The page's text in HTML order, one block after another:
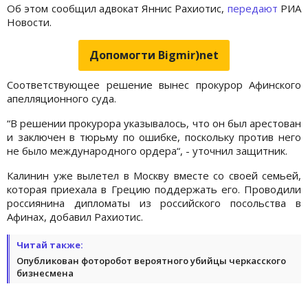
Об этом сообщил адвокат Яннис Рахиотис, передают РИА
Новости.
Допомогти Bigmir)net
Соответствующее решение вынес прокурор Афинского
апелляционного суда.
“В решении прокурора указывалось, что он был арестован
и заключен в тюрьму по ошибке, поскольку против него
не было международного ордера“, - уточнил защитник.
Калинин уже вылетел в Москву вместе со своей семьей,
которая приехала в Грецию поддержать его. Проводили
россиянина дипломаты из российского посольства в
Афинах, добавил Рахиотис.
Читай также:
Опубликован фоторобот вероятного убийцы черкасского
бизнесмена